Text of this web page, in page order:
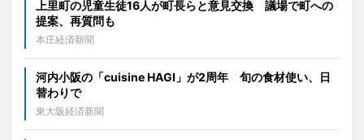
上里町の児童生徒16人が町長らと意見交換 議場で町への
提案、再質問も
本庄経済新聞
河内小阪の「cuisine HAGI」が2周年 旬の食材使い、日
替わりで
東大阪経済新聞